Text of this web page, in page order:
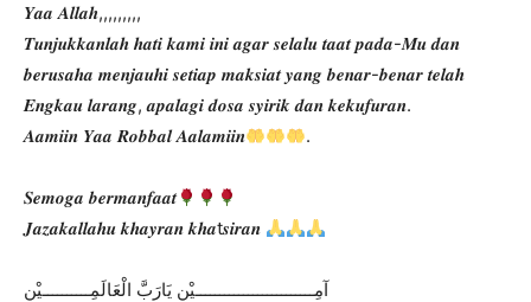
𝒀𝒂𝒂 𝑨𝒍𝒍𝒂𝒉,,,,,,,,,
𝑻𝒖𝒏𝒋𝒖𝒌𝒌𝒂𝒏𝒍𝒂𝒉 𝒉𝒂𝒕𝒊 𝒌𝒂𝒎𝒊 𝒊𝒏𝒊 𝒂𝒈𝒂𝒓 𝒔𝒆𝒍𝒂𝒍𝒖 𝒕𝒂𝒂𝒕 𝒑𝒂𝒅𝒂-𝑴𝒖 𝒅𝒂𝒏
𝒃𝒆𝒓𝒖𝒔𝒂𝒉𝒂 𝒎𝒆𝒏𝒋𝒂𝒖𝒉𝒊 𝒔𝒆𝒕𝒊𝒂𝒑 𝒎𝒂𝒌𝒔𝒊𝒂𝒕 𝒚𝒂𝒏𝒈 𝒃𝒆𝒏𝒂𝒓-𝒃𝒆𝒏𝒂𝒓 𝒕𝒆𝒍𝒂𝒉
𝑬𝒏𝒈𝒌𝒂𝒖 𝒍𝒂𝒓𝒂𝒏𝒈, 𝒂𝒑𝒂𝒍𝒂𝒈𝒊 𝒅𝒐𝒔𝒂 𝒔𝒚𝒊𝒓𝒊𝒌 𝒅𝒂𝒏 𝒌𝒆𝒌𝒖𝒇𝒖𝒓𝒂𝒏.
𝑨𝒂𝒎𝒊𝒊𝒏 𝒀𝒂𝒂 𝑹𝒐𝒃𝒃𝒂𝒍 𝑨𝒂𝒍𝒂𝒎𝒊𝒊𝒏
.
𝑺𝒆𝒎𝒐𝒈𝒂 𝒃𝒆𝒓𝒎𝒂𝒏𝒇𝒂𝒂𝒕
𝑱𝒂𝒛𝒂𝒌𝒂𝒍𝒍𝒂𝒉𝒖 𝒌𝒉𝒂𝒚𝒓𝒂𝒏 𝒌𝒉𝒂t𝒔𝒊𝒓𝒂𝒏
آمِـــــــــــــــــــــــــيْن يَارَبَّ الْعَالَمِــــــــــيْن